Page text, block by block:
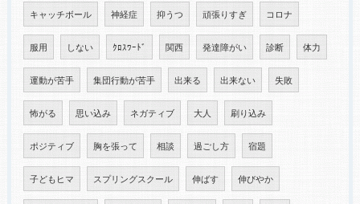
キャッチボール 神経症 抑うつ 頑張りすぎ コロナ
服用 しない ｸﾛｽﾜｰﾄﾞ 関西 発達障がい 診断 体力
運動が苦手 集団行動が苦手 出来る 出来ない 失敗
怖がる 思い込み ネガティブ 大人 刷り込み
ポジティブ 胸を張って 相談 過ごし方 宿題
子どもヒマ スプリングスクール 伸ばす 伸びやか